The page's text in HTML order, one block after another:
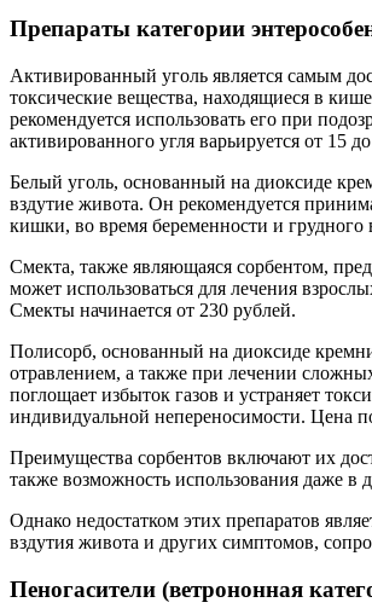
Препараты категории
Активированный уголь является самым
токсические вещества, находящиеся в
рекомендуется использовать его при
активированного угля варьируется от 15
Белый уголь, основанный на диоксиде
вздутие живота. Он рекомендуется
кишки, во время беременности и грудного
Смекта, также являющаяся сорбентом,
может использоваться для лечения
Смекты начинается от 230 рублей.
Полисорб, основанный на диоксиде
отравлением, а также при лечении
поглощает избыток газов и устраняет
индивидуальной непереносимости. Цена
Преимущества сорбентов включают их
также возможность использования даже в
Однако недостатком этих препаратов
вздутия живота и других симптомов,
Пеногасители (ветрононная